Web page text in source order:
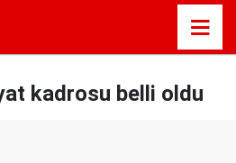
kadrosu belli oldu